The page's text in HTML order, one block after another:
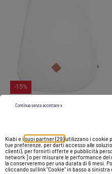
Kiabi e i suoi partner (29)utilizzano i cookie
tue preferenze, per darti accesso alle
clienti), per fornirti offerte e pubblicità
network ] o per misurare le performance
la conserveremo per una durata di 6 mesi.
cliccando sul link "Cookie" in basso a
Continua senza accettare x
-15%
79,00 € 67,15 €
Vedi prodotto